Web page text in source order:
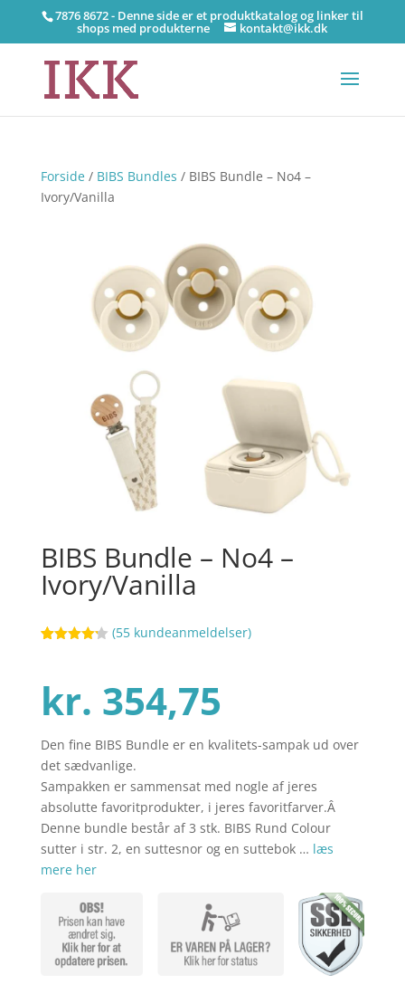
7876 8672 - Denne side er et produktkatalog og linker til
shops med produkterne kontakt@ikk.dk
Forside/ BIBS Bundles / BIBS Bundle – No4 –
Ivory/Vanilla
BIBS Bundle – No4 –
Ivory/Vanilla
baseret
på
kundebedø
(55 kundeanmeldelser)
kr. 354,75
Den fine BIBS Bundle er en kvalitets-sampak ud over
det sædvanlige.
Sampakken er sammensat med nogle af jeres
absolutte favoritprodukter, i jeres favoritfarver.Â
Denne bundle består af 3 stk. BIBS Rund Colour
sutter i str. 2, en suttesnor og en suttebok … læs
mere her